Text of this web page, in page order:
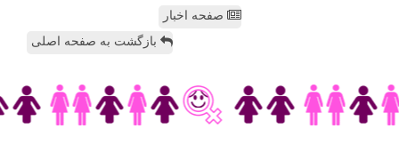
صفحه اخبار
بازگشت به صفحه اصلی